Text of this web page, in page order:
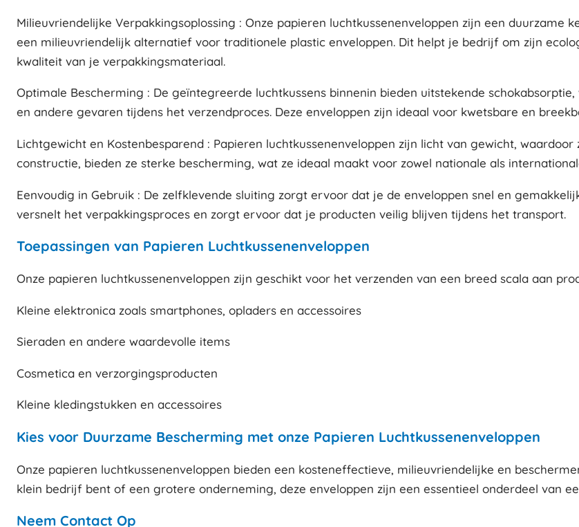
Milieuvriendelijke Verpakkingsoplossing : Onze papieren luchtkussenenveloppen zijn een duurzame
een milieuvriendelijk alternatief voor traditionele plastic enveloppen. Dit helpt je bedrijf om zijn
kwaliteit van je verpakkingsmateriaal.
Optimale Bescherming : De geïntegreerde luchtkussens binnenin bieden uitstekende
en andere gevaren tijdens het verzendproces. Deze enveloppen zijn ideaal voor kwetsbare en
Lichtgewicht en Kostenbesparend : Papieren luchtkussenenveloppen zijn licht van gewicht,
constructie, bieden ze sterke bescherming, wat ze ideaal maakt voor zowel nationale als
Eenvoudig in Gebruik : De zelfklevende sluiting zorgt ervoor dat je de enveloppen snel en
versnelt het verpakkingsproces en zorgt ervoor dat je producten veilig blijven tijdens het transport.
Toepassingen van Papieren Luchtkussenenveloppen
Onze papieren luchtkussenenveloppen zijn geschikt voor het verzenden van een breed scala aan
Kleine elektronica zoals smartphones, opladers en accessoires
Sieraden en andere waardevolle items
Cosmetica en verzorgingsproducten
Kleine kledingstukken en accessoires
Kies voor Duurzame Bescherming met onze Papieren Luchtkussenenveloppen
Onze papieren luchtkussenenveloppen bieden een kosteneffectieve, milieuvriendelijke en
klein bedrijf bent of een grotere onderneming, deze enveloppen zijn een essentieel onderdeel van
Neem Contact Op